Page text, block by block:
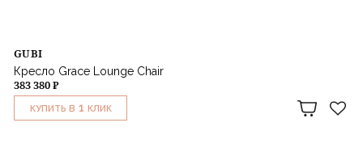
GUBI
Кресло Grace Lounge Chair
383 380 ₽
КУПИТЬ В 1 КЛИК